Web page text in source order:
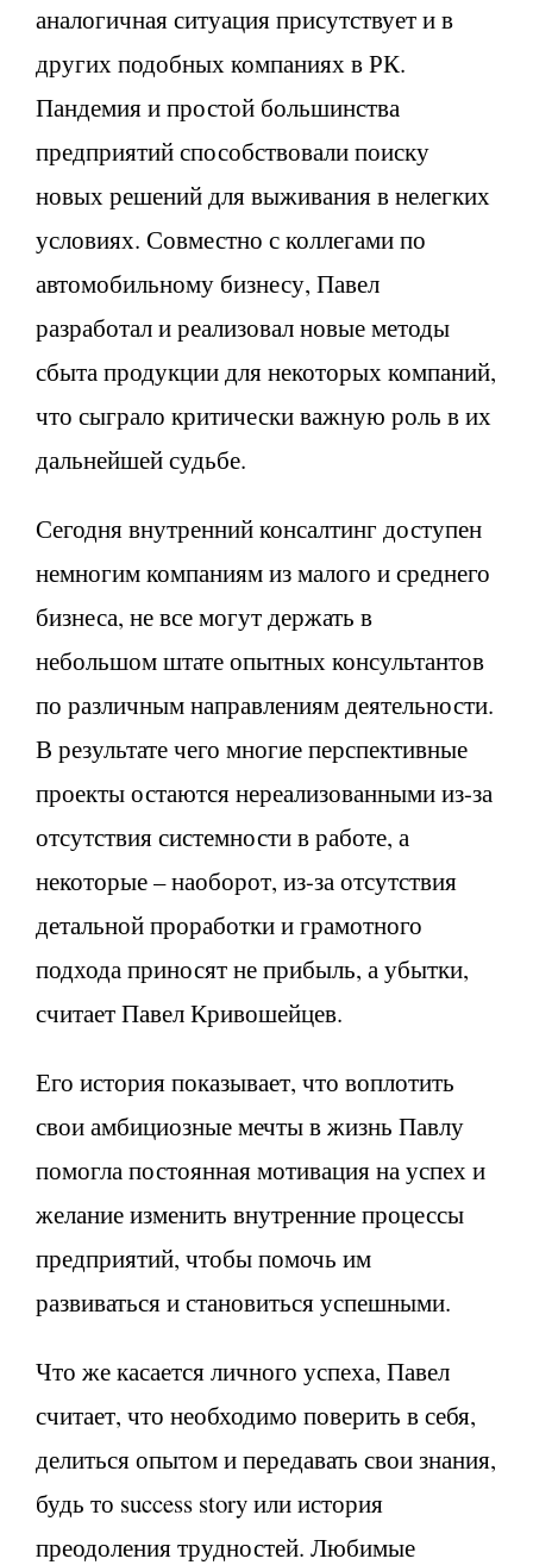
аналогичная ситуация присутствует и в
других подобных компаниях в РК.
Пандемия и простой большинства
предприятий способствовали поиску
новых решений для выживания в нелегких
условиях. Совместно с коллегами по
автомобильному бизнесу, Павел
разработал и реализовал новые методы
сбыта продукции для некоторых компаний,
что сыграло критически важную роль в их
дальнейшей судьбе.
Сегодня внутренний консалтинг доступен
немногим компаниям из малого и среднего
бизнеса, не все могут держать в
небольшом штате опытных консультантов
по различным направлениям деятельности.
В результате чего многие перспективные
проекты остаются нереализованными из-за
отсутствия системности в работе, а
некоторые – наоборот, из-за отсутствия
детальной проработки и грамотного
подхода приносят не прибыль, а убытки,
считает Павел Кривошейцев.
Его история показывает, что воплотить
свои амбициозные мечты в жизнь Павлу
помогла постоянная мотивация на успех и
желание изменить внутренние процессы
предприятий, чтобы помочь им
развиваться и становиться успешными.
Что же касается личного успеха, Павел
считает, что необходимо поверить в себя,
делиться опытом и передавать свои знания,
будь то success story или история
преодоления трудностей. Любимые